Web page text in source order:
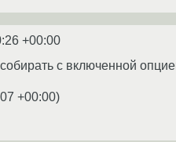
+00:00
с включенной
+00:00)